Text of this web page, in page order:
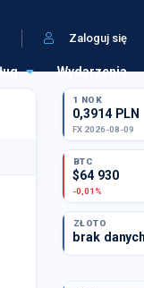
Zaloguj się
Wydarzenia
1 NOK
0,3914 PLN
FX 2026-08-09
BTC
$64 930
-0,01%
ZŁOTO
brak danych